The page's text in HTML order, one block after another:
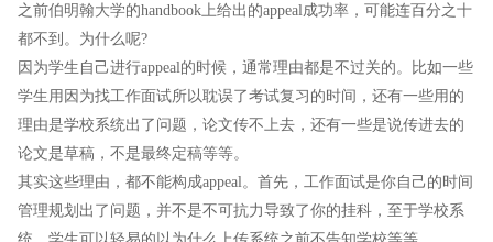
之前伯明翰大学的handbook上给出的appeal成功率，可能连百分之十
都不到。为什么呢?
因为学生自己进行appeal的时候，通常理由都是不过关的。比如一些
学生用因为找工作面试所以耽误了考试复习的时间，还有一些用的
理由是学校系统出了问题，论文传不上去，还有一些是说传进去的
论文是草稿，不是最终定稿等等。
其实这些理由，都不能构成appeal。首先，工作面试是你自己的时间
管理规划出了问题，并不是不可抗力导致了你的挂科，至于学校系